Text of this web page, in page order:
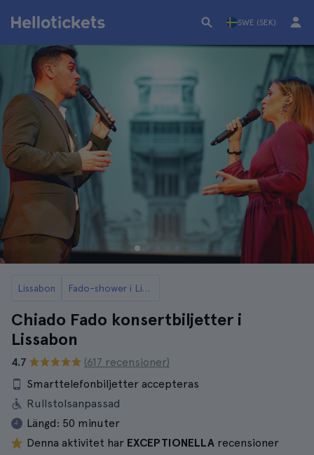
SWE (SEK)
Lissabon Fado-shower i Lissabon
Chiado Fado konsertbiljetter i
Lissabon
4.7
(617 recensioner)
Smarttelefonbiljetter accepteras
Rullstolsanpassad
Längd: 50 minuter
Denna aktivitet har EXCEPTIONELLA recensioner